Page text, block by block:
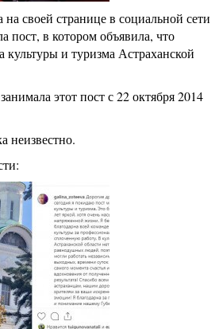
на своей странице в социальной сети
пост, в котором объявила, что
культуры и туризма Астраханской
этот пост с 22 октября 2014
неизвестно.